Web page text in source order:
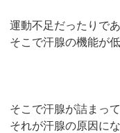
運動不足だったりで
そこで汗腺の機能が
そこで汗腺が詰まっ
それが汗腺の原因に